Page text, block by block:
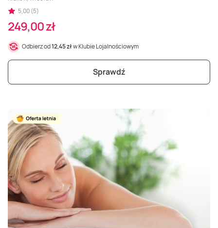
5,00 (5)
249,00 zł
Odbierz od12,45 złw Klubie Lojalnościowym
Sprawdź